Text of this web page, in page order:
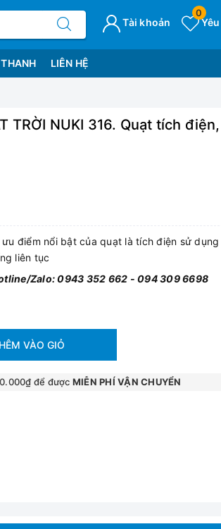
0
Tài khoản
LIÊN HỆ
TRỜI NUKI 316. Quạt tích
điểm nổi bật của quạt là tích điện sử
liên tục
Zalo: 0943 352 662 - 094 309 6698
VÀO GIỎ
để được MIỄN PHÍ VẬN CHUYỂN